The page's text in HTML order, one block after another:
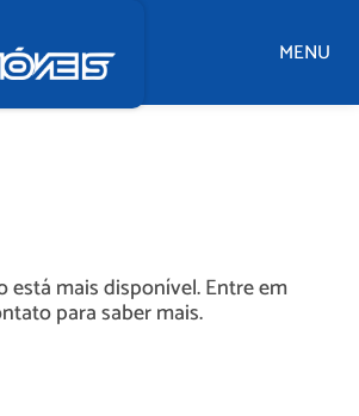
MENU
está mais disponível. Entre em
para saber mais.